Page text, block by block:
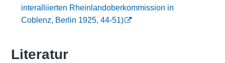
interalliierten Rheinlandoberkommission in
Coblenz, Berlin 1925, 44-51)
Literatur